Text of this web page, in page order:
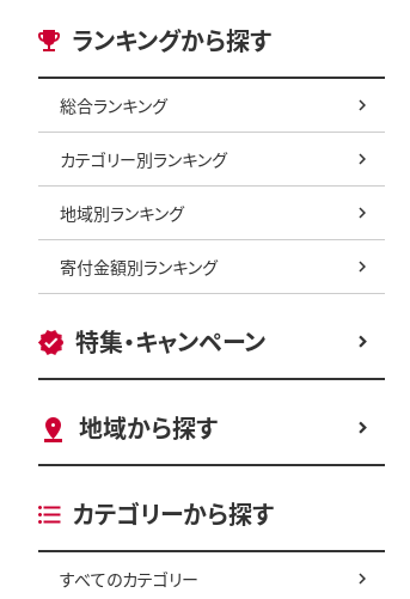
ランキングから探す
総合ランキング
カテゴリー別ランキング
地域別ランキング
寄付金額別ランキング
特集・キャンペーン
地域から探す
カテゴリーから探す
すべてのカテゴリー